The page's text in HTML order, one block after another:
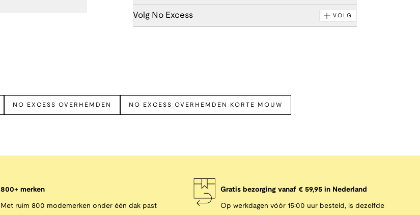
Volg No Excess VOLG
NO EXCESS OVERHEMDEN NO EXCESS OVERHEMDEN KORTE MOUW
800+ merken
Met ruim 800 modemerken onder één dak past
Gratis bezorging vanaf € 59,95 in Nederland
Op werkdagen vóór 15:00 uur besteld, is dezelfde